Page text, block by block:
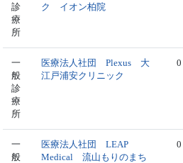
診
療
所
ク イオン柏院
一
般
診
療
所
医療法人社団 Plexus 大
江戸浦安クリニック
0
一
般
医療法人社団 LEAP
Medical 流山もりのまち
0